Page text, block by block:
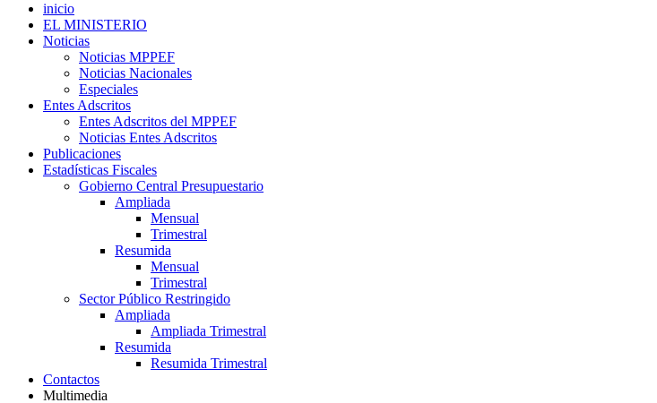
inicio
EL MINISTERIO
Noticias
Noticias MPPEF
Noticias Nacionales
Especiales
Entes Adscritos
Entes Adscritos del MPPEF
Noticias Entes Adscritos
Publicaciones
Estadísticas Fiscales
Gobierno Central Presupuestario
Ampliada
Mensual
Trimestral
Resumida
Mensual
Trimestral
Sector Público Restringido
Ampliada
Ampliada Trimestral
Resumida
Resumida Trimestral
Contactos
Multimedia